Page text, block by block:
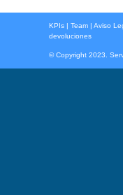
KPIs |Team |Aviso
devoluciones
© Copyright 2023.